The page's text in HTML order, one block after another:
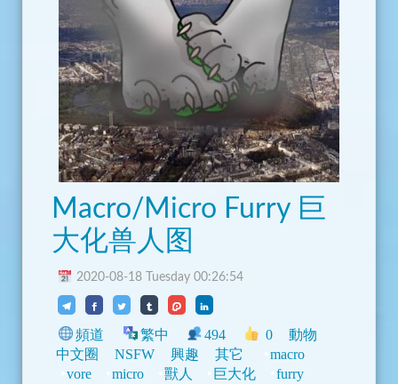
Macro/Micro Furry 巨
大化兽人图
2020-08-18 Tuesday 00:26:54
頻道 繁中 494 0
動物
中文圈
NSFW 興趣 其它
macro
vore
micro 獸人 巨大化
furry